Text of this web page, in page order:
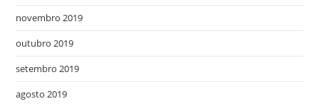
novembro 2019
outubro 2019
setembro 2019
agosto 2019